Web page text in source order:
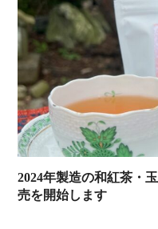
2024年製造の和紅茶・
売を開始します